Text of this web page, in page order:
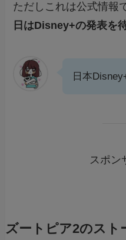
ただしこれは公式情報
日はDisney+の発表を
日本
スポン
ズートピア2のスト